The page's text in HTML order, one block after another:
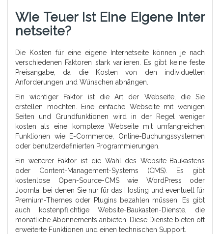
Wie Teuer Ist Eine Eigene Inter
Netseite?
Die Kosten für eine eigene Internetseite können je nach
verschiedenen Faktoren stark variieren. Es gibt keine feste
Preisangabe, da die Kosten von den individuellen
Anforderungen und Wünschen abhängen.
Ein wichtiger Faktor ist die Art der Webseite, die Sie
erstellen möchten. Eine einfache Webseite mit wenigen
Seiten und Grundfunktionen wird in der Regel weniger
kosten als eine komplexe Webseite mit umfangreichen
Funktionen wie E-Commerce, Online-Buchungssystemen
oder benutzerdefinierten Programmierungen.
Ein weiterer Faktor ist die Wahl des Website-Baukastens
oder Content-Management-Systems (CMS). Es gibt
kostenlose Open-Source-CMS wie WordPress oder
Joomla, bei denen Sie nur für das Hosting und eventuell für
Premium-Themes oder Plugins bezahlen müssen. Es gibt
auch kostenpflichtige Website-Baukasten-Dienste, die
monatliche Abonnements anbieten. Diese Dienste bieten oft
erweiterte Funktionen und einen technischen Support.